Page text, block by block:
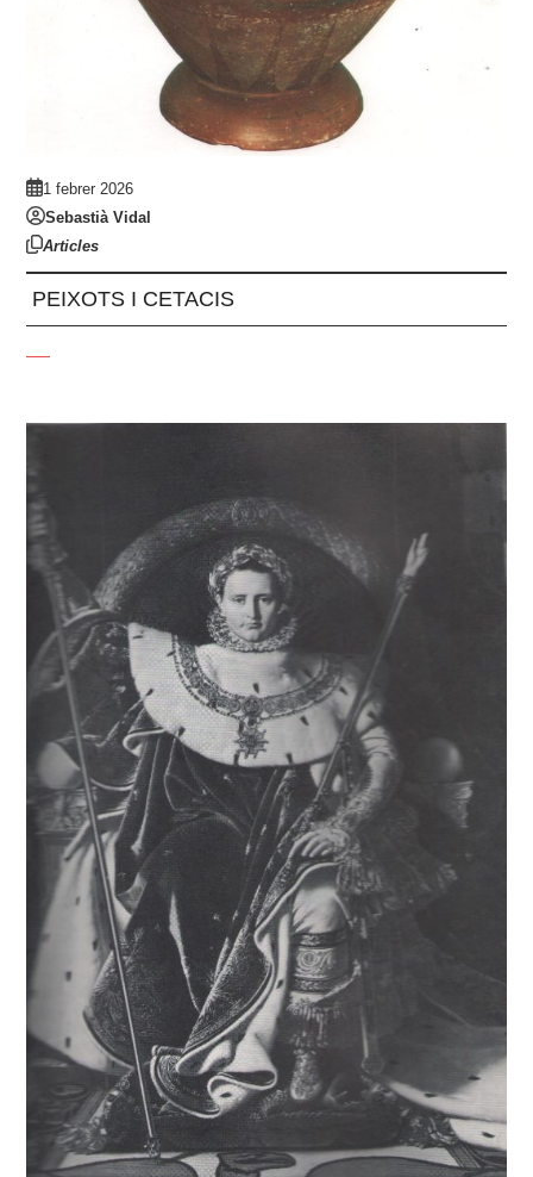
1 febrer 2026
Sebastià Vidal
Articles
PEIXOTS I CETACIS